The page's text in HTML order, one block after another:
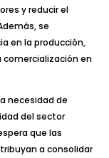
y reducir el
se
en la producción,
comercialización en
necesidad de
del sector
que las
a consolidar